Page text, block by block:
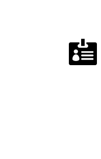
